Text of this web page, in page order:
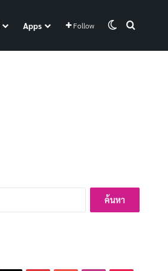
Apps Follow Switch skin
ค้นหา
สำหรับ: